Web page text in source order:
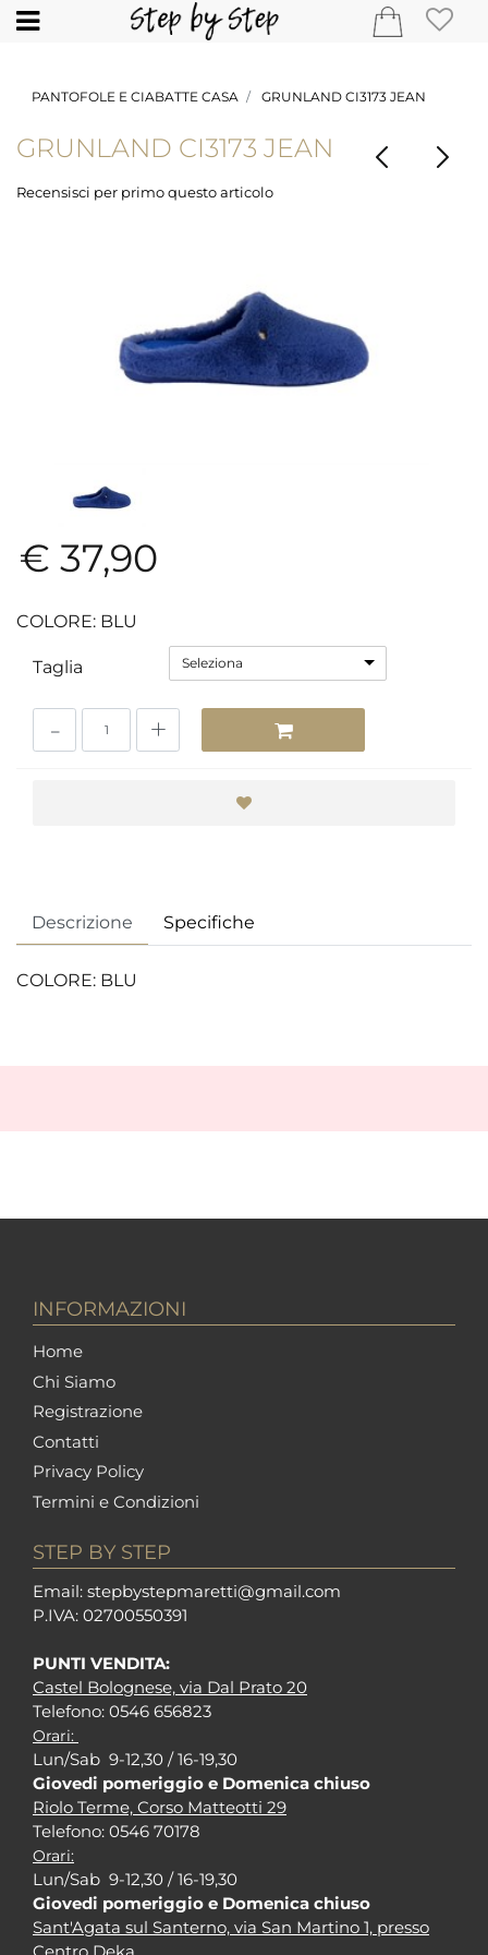
Open
PANTOFOLE E CIABATTE CASA GRUNLAND CI3173 JEAN
GRUNLAND CI3173 JEAN
Recensisci per primo questo articolo
€ 37,90
COLORE: BLU
Taglia Seleziona
Descrizione Specifiche
COLORE: BLU
INFORMAZIONI
Home
Chi Siamo
Registrazione
Contatti
Privacy Policy
Termini e Condizioni
STEP BY STEP
Email: stepbystepmaretti@gmail.com
P.IVA: 02700550391
PUNTI VENDITA:
Castel Bolognese, via Dal Prato 20
Telefono: 0546 656823
Orari:
Lun/Sab 9-12,30 / 16-19,30
Giovedi pomeriggio e Domenica chiuso
Riolo Terme, Corso Matteotti 29
Telefono: 0546 70178
Orari:
Lun/Sab 9-12,30 / 16-19,30
Giovedi pomeriggio e Domenica chiuso
Sant'Agata sul Santerno, via San Martino 1, presso